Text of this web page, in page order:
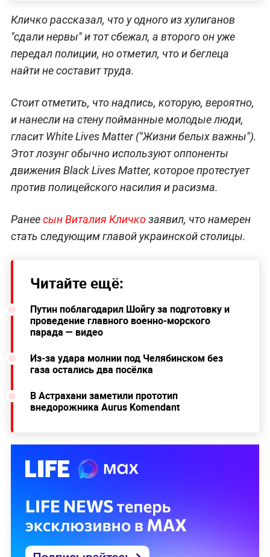
Кличко рассказал, что у одного из хулиганов
"сдали нервы" и тот сбежал, а второго он уже
передал полиции, но отметил, что и беглеца
найти не составит труда.
Стоит отметить, что надпись, которую, вероятно,
и нанесли на стену пойманные молодые люди,
гласит White Lives Matter ("Жизни белых важны").
Этот лозунг обычно используют оппоненты
движения Black Lives Matter, которое протестует
против полицейского насилия и расизма.
Ранеесын Виталия Кличкозаявил, что намерен
стать следующим главой украинской столицы.
Читайте ещё:
Путин поблагодарил Шойгу за подготовку и
проведение главного военно-морского
парада — видео
Из-за удара молнии под Челябинском без
газа остались два посёлка
В Астрахани заметили прототип
внедорожника Aurus Komendant